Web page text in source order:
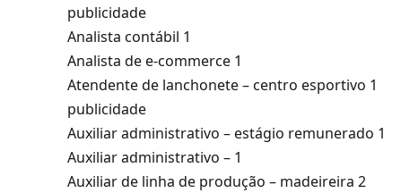
publicidade
Analista contábil 1
Analista de e-commerce 1
Atendente de lanchonete – centro esportivo 1
publicidade
Auxiliar administrativo – estágio remunerado 1
Auxiliar administrativo – 1
Auxiliar de linha de produção – madeireira 2